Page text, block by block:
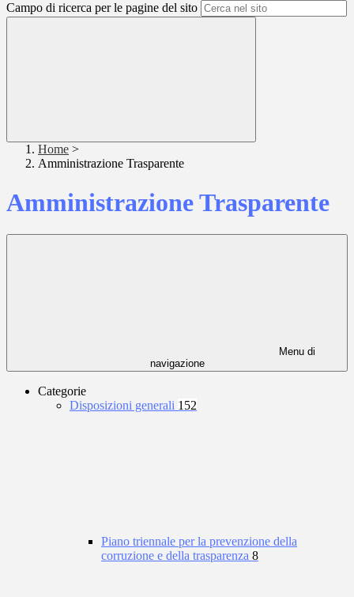
Campo di ricerca per le pagine del sito
Home >
Amministrazione Trasparente
Amministrazione Trasparente
Menu di
navigazione
Categorie
Disposizioni generali 152
Piano triennale per la prevenzione della
corruzione e della trasparenza 8